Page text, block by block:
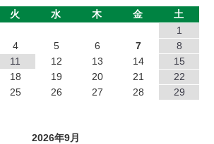
火 水 木 金
土
1
4 5 6 7
8
11 12 13 14
15
18 19 20 21
22
25 26 27 28
29
2026年9月